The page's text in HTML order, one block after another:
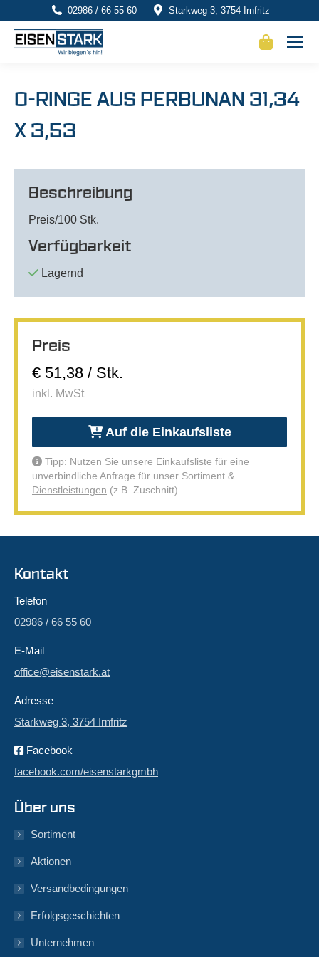
02986 / 66 55 60 Starkweg 3, 3754 Irnfritz
O-RINGE AUS PERBUNAN 31,34
X 3,53
Beschreibung
Preis/100 Stk.
Verfügbarkeit
Lagernd
Preis
€ 51,38 / Stk.
inkl. MwSt
Auf die Einkaufsliste
Tipp: Nutzen Sie unsere Einkaufsliste für eine
unverbindliche Anfrage für unser Sortiment &
Dienstleistungen (z.B. Zuschnitt).
Kontakt
Telefon
02986 / 66 55 60
E-Mail
office@eisenstark.at
Adresse
Starkweg 3, 3754 Irnfritz
Facebook
facebook.com/eisenstarkgmbh
Über uns
Sortiment
Aktionen
Versandbedingungen
Erfolgsgeschichten
Unternehmen